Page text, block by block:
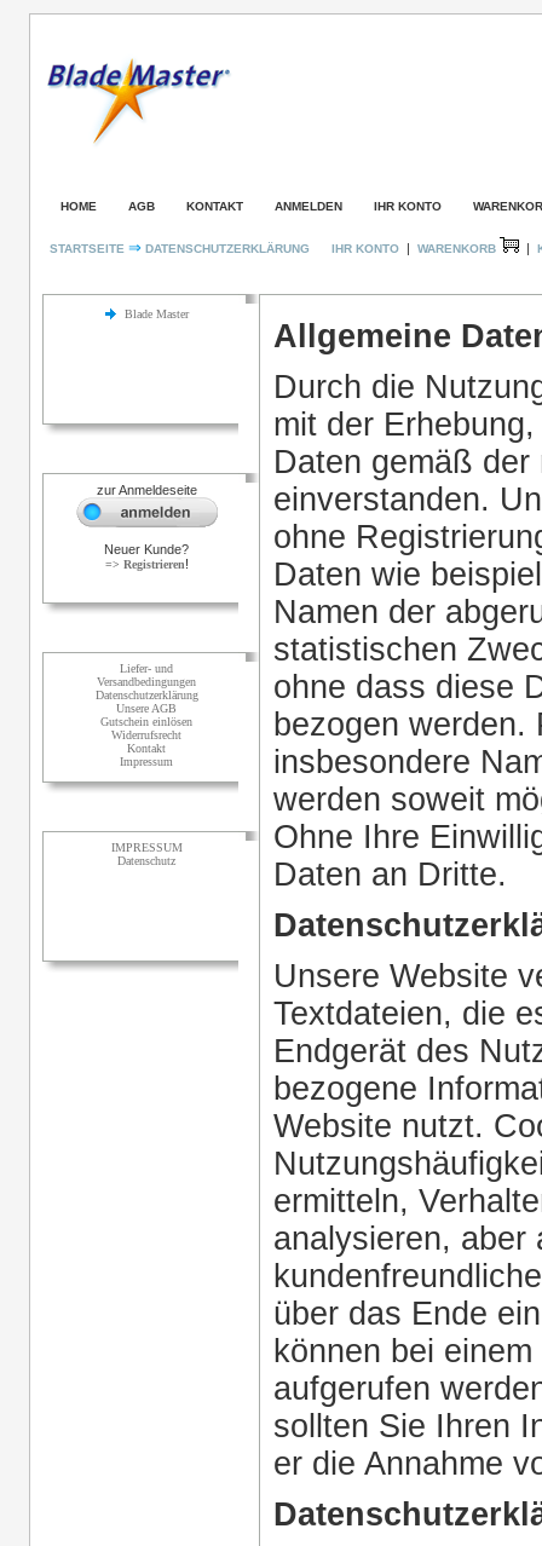
HOME AGB KONTAKT ANMELDEN IHR KONTO
STARTSEITE ⇒ DATENSCHUTZERKLÄRUNG IHR KONTO | WARENKORB |
Blade Master
zur Anmeldeseite
Neuer Kunde?
=> Registrieren!
Liefer- und
Versandbedingungen
Datenschutzerklärung
Unsere AGB
Gutschein einlösen
Widerrufsrecht
Kontakt
Impressum
IMPRESSUM
Datenschutz
Allgemeine
Durch die
mit der
Daten gemäß
einverstanden.
ohne
Daten wie
Namen der
statistischen
ohne dass diese
bezogen werden.
insbesondere
werden soweit
Ohne Ihre
Daten an Dritte.
Unsere Website
Textdateien, die
Endgerät des
bezogene
Website nutzt.
ermitteln,
analysieren, aber
über das Ende
können bei
aufgerufen
sollten Sie Ihren
er die Annahme